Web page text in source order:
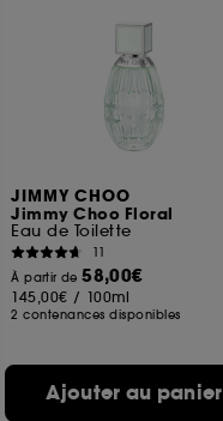
JIMMY CHOO
Jimmy Choo Floral
Eau de Toilette
11
À partir de58,00€
145,00€ / 100ml
2 contenances disponibles
Ajouter au panier